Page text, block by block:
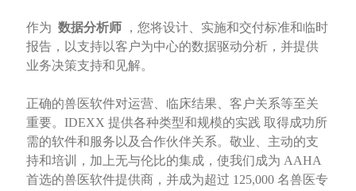
作为 数据分析师
，您将设计、实施和交付标准和临时
报告，以支持以客户为中心的数据驱动分析，并提供
业务决策支持和见解。
正确的兽医软件对运营、临床结果、客户关系等至关
重要。IDEXX 提供各种类型和规模的实践 取得成功所
需的软件和服务以及合作伙伴关系。敬业、主动的支
持和培训，加上无与伦比的集成，使我们成为 AAHA
首选的兽医软件提供商，并成为超过 125,000 名兽医专